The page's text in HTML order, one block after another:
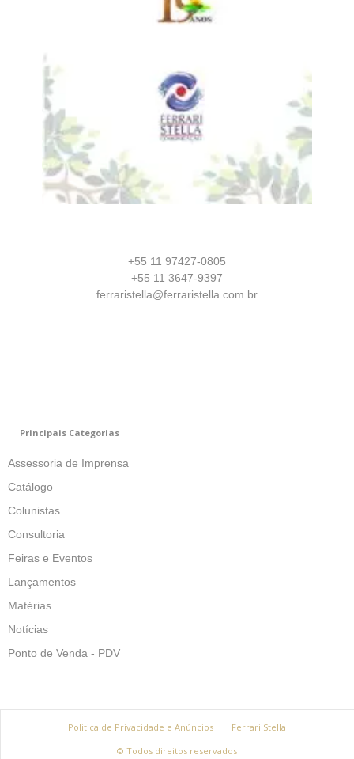
+55 11 97427-0805
+55 11 3647-9397
ferraristella@ferraristella.com.br
Principais Categorias
Assessoria de Imprensa
Catálogo
Colunistas
Consultoria
Feiras e Eventos
Lançamentos
Matérias
Notícias
Ponto de Venda - PDV
Politica de Privacidade e Anúncios
Ferrari Stella
© Todos direitos reservados